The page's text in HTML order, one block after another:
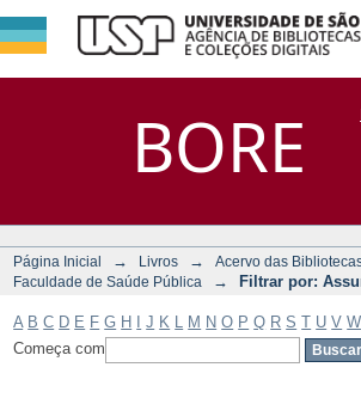
BORE
Filtrar
Assunto
DSpace/Manakin +
Página Inicial → Livros → Acervo das
Faculdade de Saúde Pública
→ Filtrar por:
A B C D E F G H J K M N O P Q R S T U V W
Começa com